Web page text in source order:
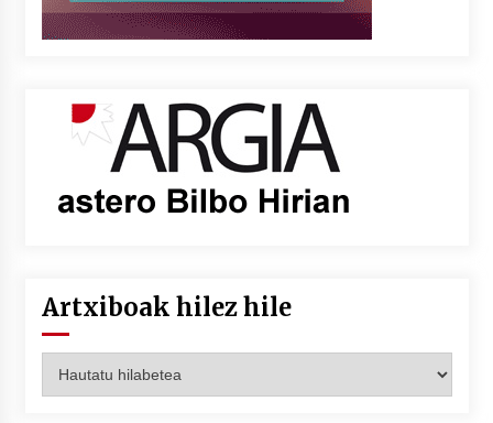
Artxiboak hilez hile
hilez